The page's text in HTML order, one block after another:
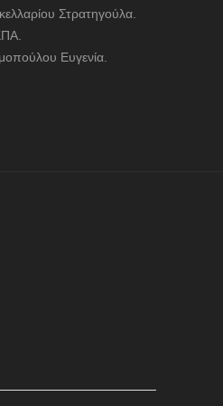
Στρατηγούλα.
Ευγενία.